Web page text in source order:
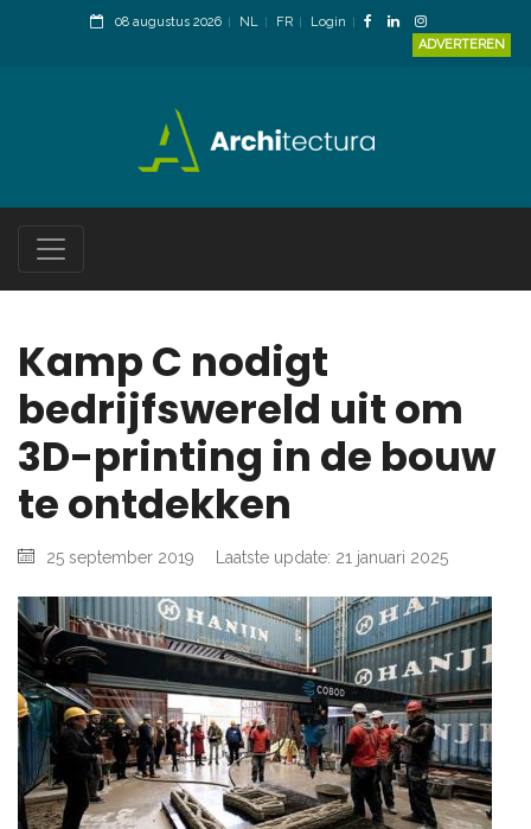
08 augustus 2026 NL FR
Login
ADVERTEREN
Kamp C nodigt
bedrijfswereld uit om
3D-printing in de bouw
te ontdekken
25 september 2019 Laatste update: 21 januari 2025